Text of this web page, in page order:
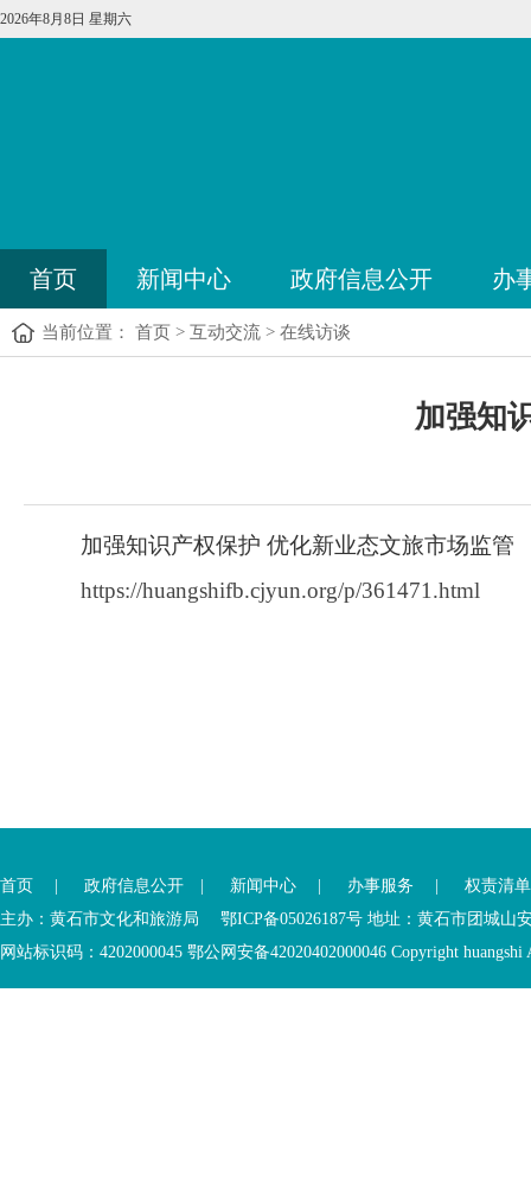
2026年8月8日 星期六
首页 新闻中心 政府信息公开 办
当前位置： 首页 > 互动交流 > 在线访谈
加强知
加强知识产权保护 优化新业态文旅市场监管
https://huangshifb.cjyun.org/p/361471.html
首页 政府信息公开 新闻中心 办事服务
权责清单
主办：黄石市文化和旅游局 鄂ICP备05026187号 地址：黄石市团城山
网站标识码：4202000045 鄂公网安备42020402000046 Copyright huangshi